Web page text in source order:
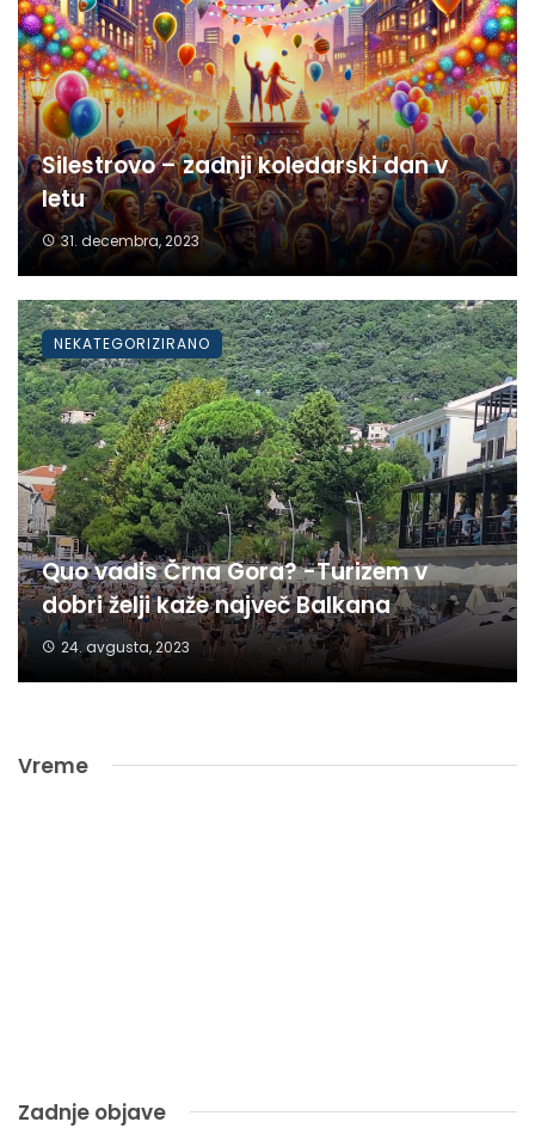
Silestrovo – zadnji koledarski dan v
letu
31. decembra, 2023
Quo vadis Črna Gora? -Turizem v
dobri želji kaže največ Balkana
24. avgusta, 2023
NEKATEGORIZIRANO
Vreme
Zadnje objave